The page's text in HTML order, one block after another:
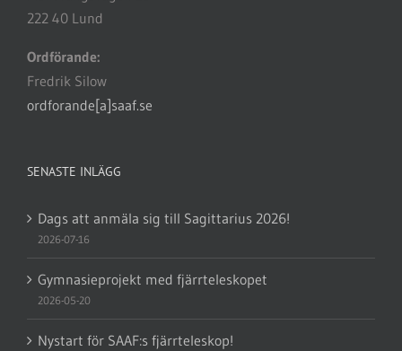
222 40 Lund
Ordförande:
Fredrik Silow
ordforande[a]saaf.se
SENASTE INLÄGG
Dags att anmäla sig till Sagittarius 2026!
2026-07-16
Gymnasieprojekt med fjärrteleskopet
2026-05-20
Nystart för SAAF:s fjärrteleskop!